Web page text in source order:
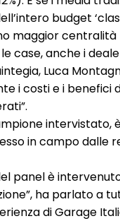
budget
maggior centralità
le case, anche i
Luca
i costi e i benefici
intervistato,
in campo dalle
panel è
ha parlato a
di Garage